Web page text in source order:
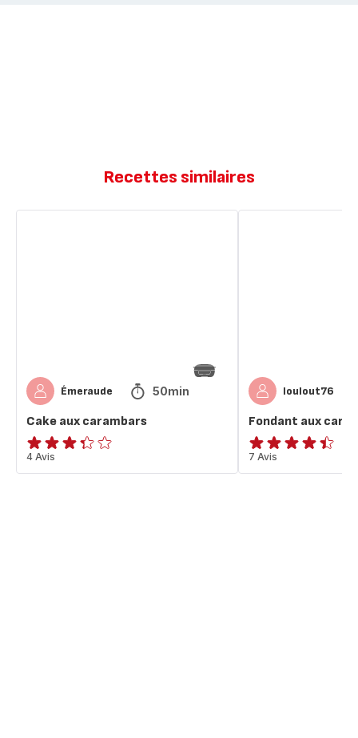
Recettes similaires
Émeraude 50min
Cake aux carambars
ratings.3.3
4 Avis
loulout76
Fondant aux
ratings.4.4
7 Avis